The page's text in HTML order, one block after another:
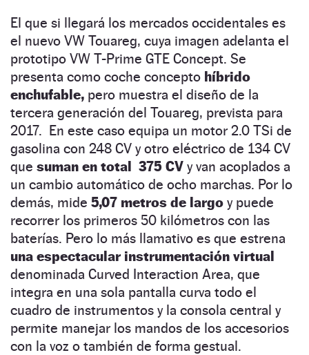
El que si llegará los mercados occidentales es
el nuevo VW Touareg, cuya imagen adelanta el
prototipo VW T-Prime GTE Concept. Se
presenta como coche concepto híbrido
enchufable, pero muestra el diseño de la
tercera generación del Touareg, prevista para
2017. En este caso equipa un motor 2.0 TSi de
gasolina con 248 CV y otro eléctrico de 134 CV
que suman en total 375 CV y van acoplados a
un cambio automático de ocho marchas. Por lo
demás, mide 5,07 metros de largo y puede
recorrer los primeros 50 kilómetros con las
baterías. Pero lo más llamativo es que estrena
una espectacular instrumentación virtual
denominada Curved Interaction Area, que
integra en una sola pantalla curva todo el
cuadro de instrumentos y la consola central y
permite manejar los mandos de los accesorios
con la voz o también de forma gestual.